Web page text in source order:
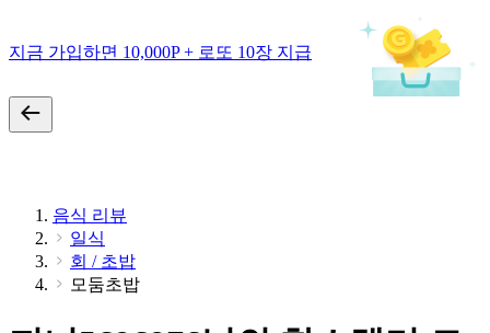
지금 가입하면 10,000P + 로또 10장 지급
음식 리뷰
일식
회 / 초밥
모둠초밥